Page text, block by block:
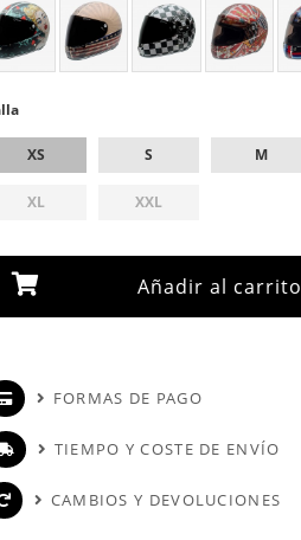
XS S M
XL XXL
Añadir al carrito
FORMAS DE PAGO
TIEMPO Y COSTE DE ENVÍO
CAMBIOS Y DEVOLUCIONES